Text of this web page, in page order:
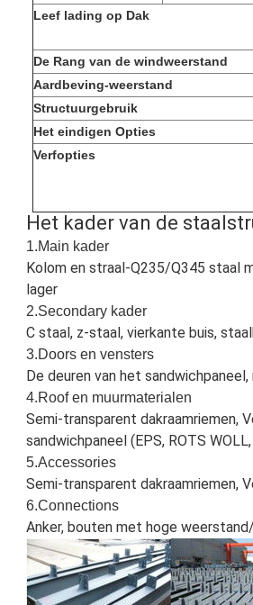
Leef lading op Dak
De Rang van de windweerstand
Aardbeving-weerstand
Structuurgebruik
Het eindigen Opties
Verfopties
Het kader van de
1.Main kader
Kolom en straal-Q235/Q345 staal
lager
2.Secondary kader
C staal, z-staal, vierkante buis,
3.Doors en vensters
De deuren van het
4.Roof en muurmaterialen
Semi-transparent dakraamriemen,
sandwichpaneel (EPS, ROTS
5.Accessories
Semi-transparent dakraamriemen,
6.Connections
Anker, bouten met hoge